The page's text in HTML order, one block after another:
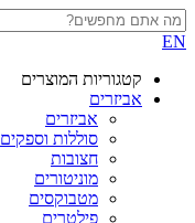
EN
קטגוריות המוצרים
אביזרים
אביזרים
סוללות וספקים
חצובות
מוניטורים
מטבוקסים
פילטרים